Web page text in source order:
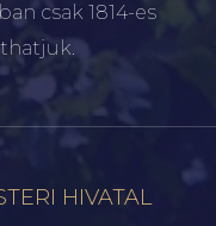
csak 1814-es
HIVATAL